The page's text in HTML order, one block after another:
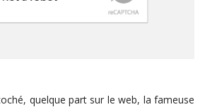
quelque part sur le web, la fameuse